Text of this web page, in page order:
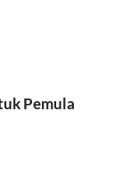
Pemula